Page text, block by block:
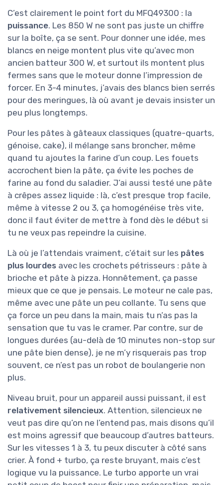
C’est clairement le point fort du MFQ49300 : la
puissance. Les 850 W ne sont pas juste un chiffre
sur la boîte, ça se sent. Pour donner une idée, mes
blancs en neige montent plus vite qu’avec mon
ancien batteur 300 W, et surtout ils montent plus
fermes sans que le moteur donne l’impression de
forcer. En 3-4 minutes, j’avais des blancs bien serrés
pour des meringues, là où avant je devais insister un
peu plus longtemps.
Pour les pâtes à gâteaux classiques (quatre-quarts,
génoise, cake), il mélange sans broncher, même
quand tu ajoutes la farine d’un coup. Les fouets
accrochent bien la pâte, ça évite les poches de
farine au fond du saladier. J’ai aussi testé une pâte
à crêpes assez liquide : là, c’est presque trop facile,
même à vitesse 2 ou 3, ça homogénéise très vite,
donc il faut éviter de mettre à fond dès le début si
tu ne veux pas repeindre la cuisine.
Là où je l’attendais vraiment, c’était sur les pâtes
plus lourdes avec les crochets pétrisseurs : pâte à
brioche et pâte à pizza. Honnêtement, ça passe
mieux que ce que je pensais. Le moteur ne cale pas,
même avec une pâte un peu collante. Tu sens que
ça force un peu dans la main, mais tu n’as pas la
sensation que tu vas le cramer. Par contre, sur de
longues durées (au-delà de 10 minutes non-stop sur
une pâte bien dense), je ne m’y risquerais pas trop
souvent, ce n’est pas un robot de boulangerie non
plus.
Niveau bruit, pour un appareil aussi puissant, il est
relativement silencieux. Attention, silencieux ne
veut pas dire qu’on ne l’entend pas, mais disons qu’il
est moins agressif que beaucoup d’autres batteurs.
Sur les vitesses 1 à 3, tu peux discuter à côté sans
crier. À fond + turbo, ça reste bruyant, mais c’est
logique vu la puissance. Le turbo apporte un vrai